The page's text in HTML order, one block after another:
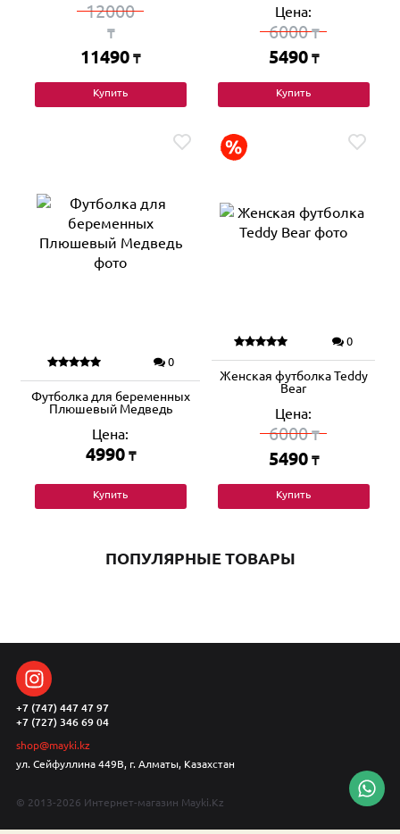
12000
₸
11490 ₸
Купить
Цена:
6000₸
5490 ₸
Купить
0
Футболка для беременных
Плюшевый Медведь
Цена:
4990 ₸
Купить
0
Женская футболка Teddy
Bear
Цена:
6000₸
5490 ₸
Купить
ПОПУЛЯРНЫЕ ТОВАРЫ
+7 (747) 447 47 97
+7 (727) 346 69 04
shop@mayki.kz
ул. Сейфуллина 449В, г. Алматы, Казахстан
© 2013-2026 Интернет-магазин Mayki.Kz